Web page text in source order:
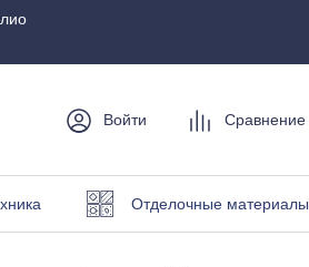
Войти Сравнение
Отделочные материалы